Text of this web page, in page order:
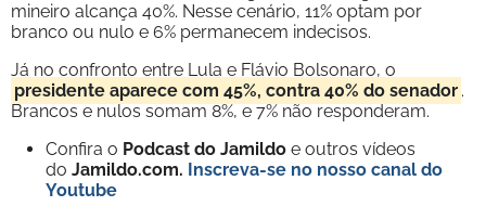
mineiro alcança 40%. Nesse cenário, 11% optam por
branco ou nulo e 6% permanecem indecisos.
Já no confronto entre Lula e Flávio Bolsonaro, o
presidente aparece com 45%, contra 40% do senador .
Brancos e nulos somam 8%, e 7% não responderam.
Confira o Podcast do Jamildo e outros vídeos
do Jamildo.com. Inscreva-se no nosso canal do
Youtube